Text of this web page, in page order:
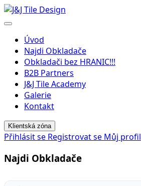
Menu
Úvod
Najdi Obkladače
Obkladači bez HRANIC!!!
B2B Partners
J&J Tile Academy
Galerie
Kontakt
Klientská zóna
Přihlásit se Registrovat se Můj profil
Najdi Obkladače